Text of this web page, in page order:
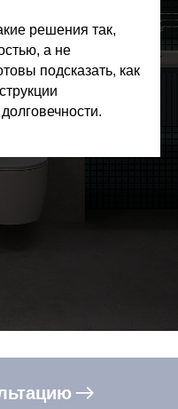
решения так,
а не
подсказать, как